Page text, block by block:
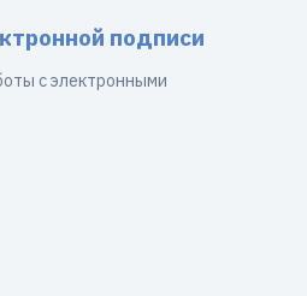
подписи
с электронными